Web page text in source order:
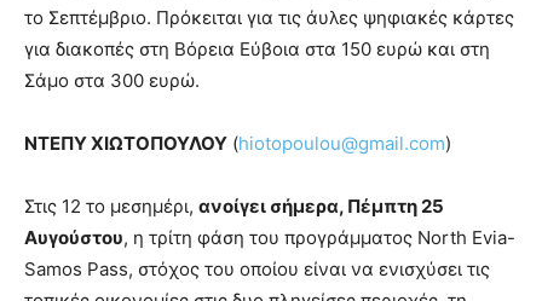
το Σεπτέμβριο. Πρόκειται για τις άυλες ψηφιακές κάρτες
για διακοπές στη Βόρεια Εύβοια στα 150 ευρώ και στη
Σάμο στα 300 ευρώ.
ΝΤΕΠΥ ΧΙΩΤΟΠΟΥΛΟΥ (hiotopoulou@gmail.com)
Στις 12 το μεσημέρι, ανοίγει σήμερα, Πέμπτη 25
Αυγούστου, η τρίτη φάση του προγράμματος North Evia-
Samos Pass, στόχος του οποίου είναι να ενισχύσει τις